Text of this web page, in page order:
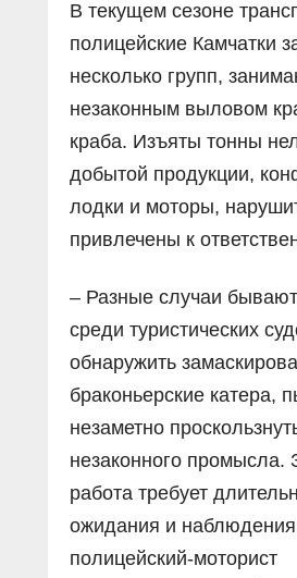
В текущем сезоне
полицейские Камчатки
несколько групп,
незаконным выловом
краба. Изъяты тонны
добытой продукции,
лодки и моторы,
привлечены к
– Разные случаи
среди туристических
обнаружить
браконьерские катера,
незаметно
незаконного промысла.
работа требует
ожидания и
полицейский-моторист